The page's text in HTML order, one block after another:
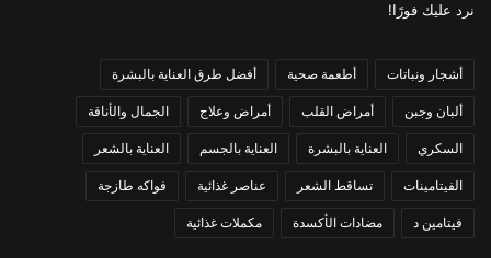
نرد عليك فورًا!
أشجار ونباتات أطعمة صحية أفضل طرق العناية بالبشرة
ألبان وجبن أمراض القلب أمراض وعلاج الجمال والأناقة
السكري العناية بالبشرة العناية بالجسم العناية بالشعر
الفيتامينات تساقط الشعر عناصر غذائية فواكه طازجة
فيتامين د مضادات الأكسدة مكملات غذائية